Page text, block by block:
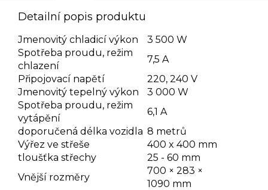
Detailní popis produktu
Jmenovitý chladicí výkon
3 500 W
Spotřeba proudu, režim
chlazení
7,5 A
Připojovací napětí
220, 240 V
Jmenovitý tepelný výkon
3 000 W
Spotřeba proudu, režim
vytápění
6,1 A
doporučená délka vozidla 8 metrů
Výřez ve střeše
400 x 400 mm
tloušťka střechy
25 - 60 mm
Vnější rozměry
700 × 283 ×
1090 mm